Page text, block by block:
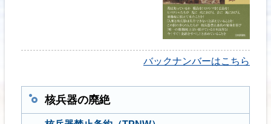
バックナンバーはこちら
核兵器の廃絶